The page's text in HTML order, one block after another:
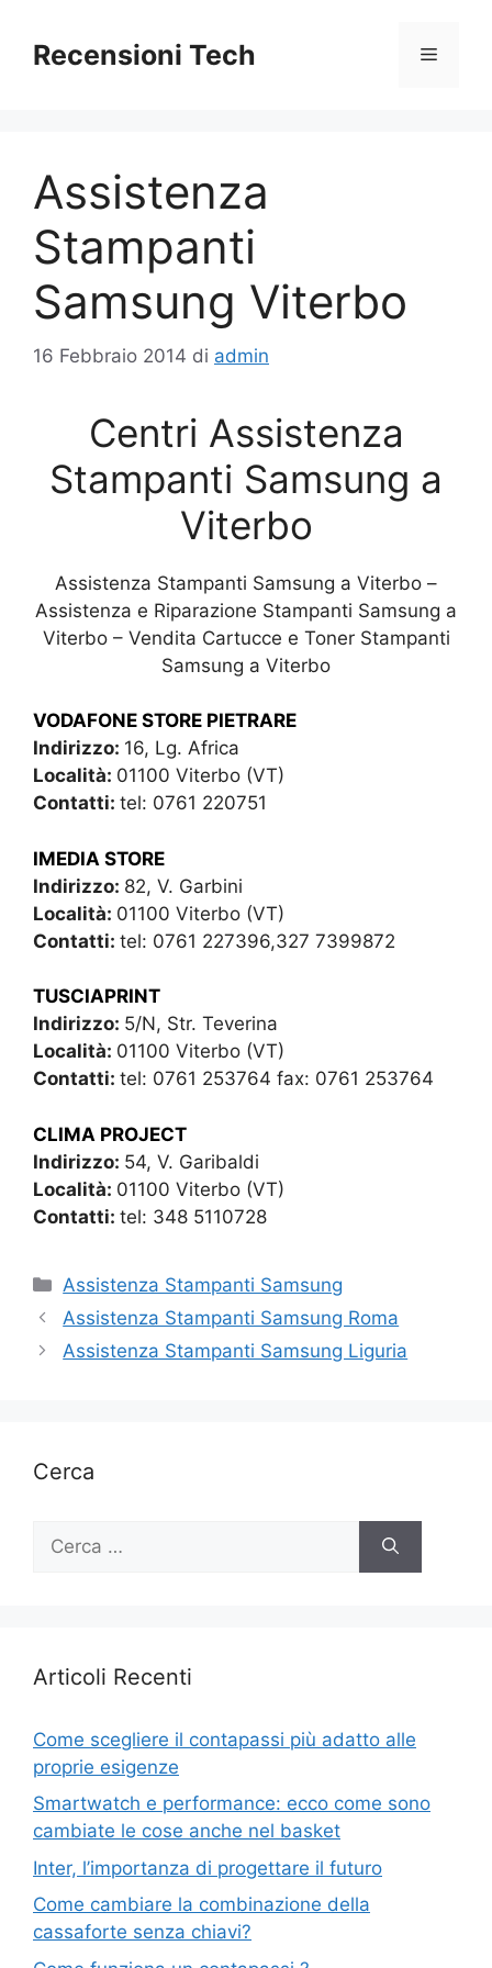
contenuto
Recensioni Tech Menu
Assistenza
Stampanti
Samsung Viterbo
16 Febbraio 2014 di admin
Centri Assistenza
Stampanti Samsung a
Viterbo
Assistenza Stampanti Samsung a Viterbo –
Assistenza e Riparazione Stampanti Samsung a
Viterbo – Vendita Cartucce e Toner Stampanti
Samsung a Viterbo
VODAFONE STORE PIETRARE
Indirizzo: 16, Lg. Africa
Località: 01100 Viterbo (VT)
Contatti: tel: 0761 220751
IMEDIA STORE
Indirizzo: 82, V. Garbini
Località: 01100 Viterbo (VT)
Contatti: tel: 0761 227396,327 7399872
TUSCIAPRINT
Indirizzo: 5/N, Str. Teverina
Località: 01100 Viterbo (VT)
Contatti: tel: 0761 253764 fax: 0761 253764
CLIMA PROJECT
Indirizzo: 54, V. Garibaldi
Località: 01100 Viterbo (VT)
Contatti: tel: 348 5110728
Categorie
Assistenza Stampanti Samsung
Assistenza Stampanti Samsung Roma
Assistenza Stampanti Samsung Liguria
Cerca
per:
Articoli Recenti
Come scegliere il contapassi più adatto alle
proprie esigenze
Smartwatch e performance: ecco come sono
cambiate le cose anche nel basket
Inter, l’importanza di progettare il futuro
Come cambiare la combinazione della
cassaforte senza chiavi?